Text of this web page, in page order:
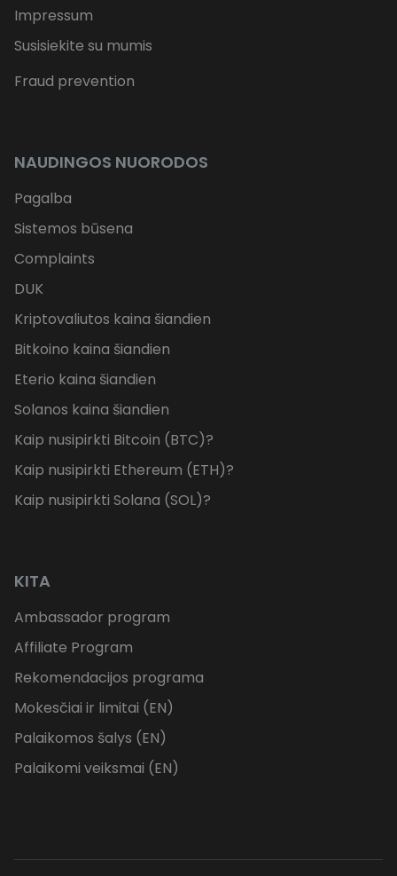
Impressum
Susisiekite su mumis
Fraud prevention
NAUDINGOS NUORODOS
Pagalba
Sistemos būsena
Complaints
DUK
Kriptovaliutos kaina šiandien
Bitkoino kaina šiandien
Eterio kaina šiandien
Solanos kaina šiandien
Kaip nusipirkti Bitcoin (BTC)?
Kaip nusipirkti Ethereum (ETH)?
Kaip nusipirkti Solana (SOL)?
KITA
Ambassador program
Affiliate Program
Rekomendacijos programa
Mokesčiai ir limitai (EN)
Palaikomos šalys (EN)
Palaikomi veiksmai (EN)